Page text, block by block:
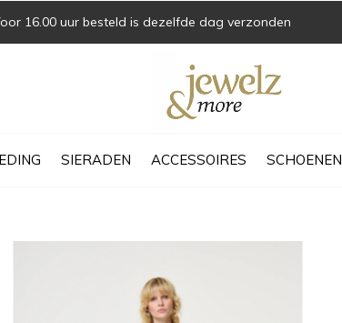
SIERADEN ACCESSOIRES SCHOENEN
16.00 uur besteld is dezelfde dag verzonden